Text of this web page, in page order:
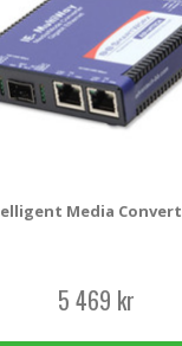
kr
Media
5 469 kr